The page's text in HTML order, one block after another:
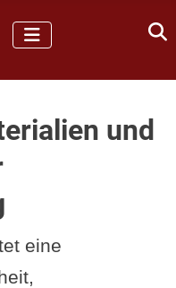
und
eine